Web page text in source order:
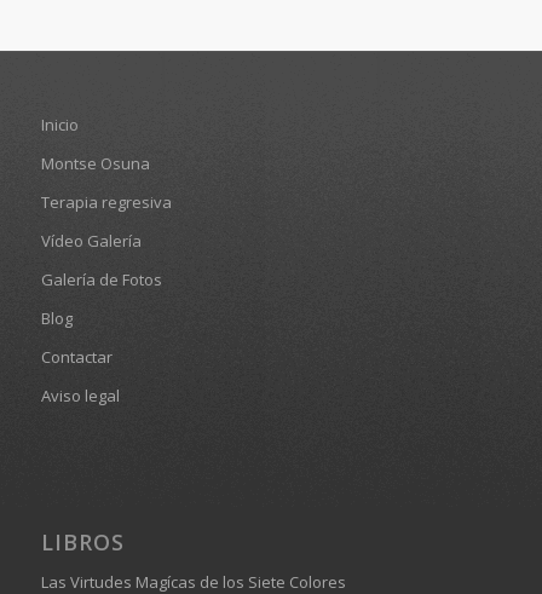
Inicio
Montse Osuna
Terapia regresiva
Vídeo Galería
Galería de Fotos
Blog
Contactar
Aviso legal
LIBROS
Las Virtudes Magícas de los Siete Colores